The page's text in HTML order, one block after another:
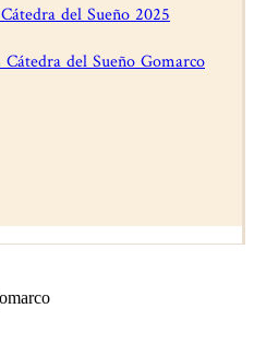
del Sueño 2025
del Sueño Gomarco